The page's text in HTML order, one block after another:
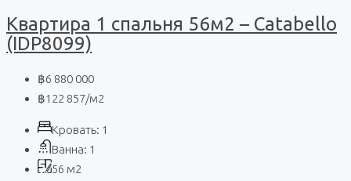
Квартира 1 спальня 56м2 – Catabello
(IDP8099)
฿6 880 000
฿122 857/м2
Кровать: 1
Ванна: 1
56 м2